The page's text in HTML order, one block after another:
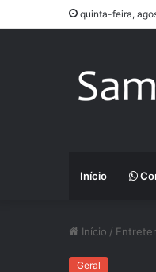
quinta-feira,
Início
Início /
Geral